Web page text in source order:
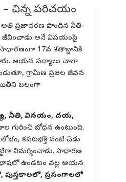
– చిన్న పరిచయం
ప్రజాదరణ పొందిన నీతి–
జీవించాడు అనే విషయంపై
17వ శతాబ్దానికి
ఆయన పద్యాలు చాలా
గ్రామీణ ప్రజల జీవన
బలంగా
నీతి, వినయం, దయ,
గురించి బోధన ఉంటుంది.
కపటభక్తి వంటి చెడు
విమర్శించాడు. సాధారణ
భాషలో ఉండటం వల్ల ఆయన
పుస్తకాలలో, ప్రసంగాలలో